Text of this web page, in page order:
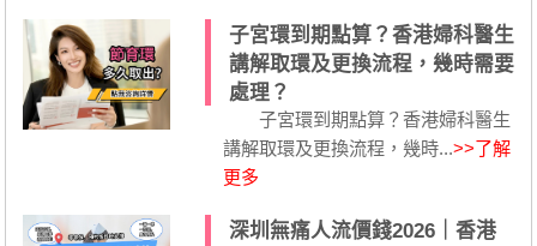
子宮環到期點算？香港婦科醫生
講解取環及更換流程，幾時需要
處理？
子宮環到期點算？香港婦科醫生
講解取環及更換流程，幾時...>>了解
更多
深圳無痛人流價錢2026｜香港